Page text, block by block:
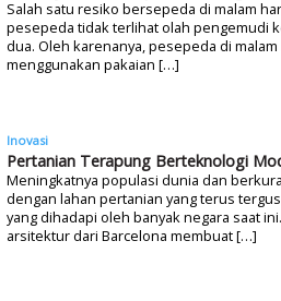
Salah satu resiko bersepeda di malam
pesepeda tidak terlihat olah pengemudi
dua. Oleh karenanya, pesepeda di
menggunakan pakaian […]
Inovasi
Pertanian Terapung Berteknologi
Meningkatnya populasi dunia dan
dengan lahan pertanian yang terus
yang dihadapi oleh banyak negara saat
arsitektur dari Barcelona membuat […]